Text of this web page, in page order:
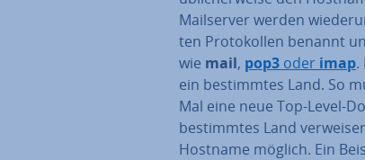
Mail­ser­ver werden
ten Pro­to­kol­len benannt
wie mail, pop3 oder imap.
ein be­stimm­tes Land. So
Mal eine neue Top-Level-
be­stimm­tes Land
Hostname möglich. Ein